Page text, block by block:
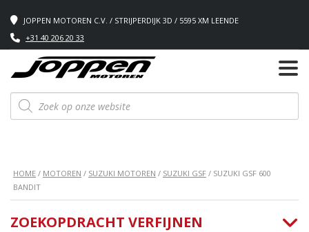
JOPPEN MOTOREN C.V. / STRIJPERDIJK 3D / 5595 XM LEENDE
+31 40 206 20 33
Producten
zoeken
HOME / MOTOREN / SUZUKI MOTOREN / SUZUKI GSF / SUZUKI GSF 600
BANDIT
ZOEKOPDRACHT VERFIJNEN